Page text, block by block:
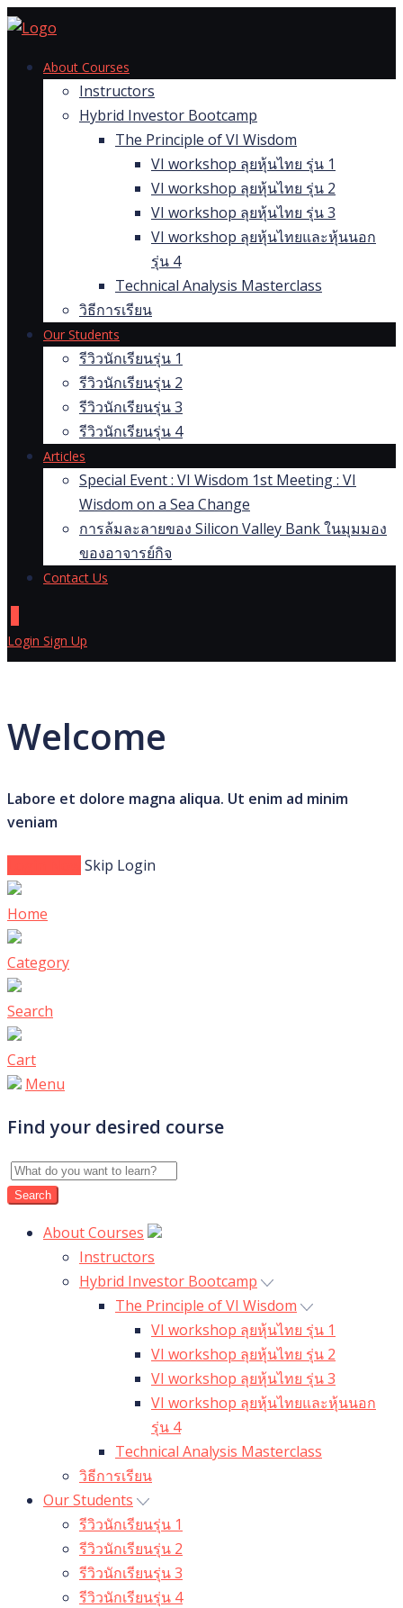
Skip
contentAbout Courses
Instructors
Hybrid Investor Bootcamp
The Principle of VI Wisdom
VI workshop ลุยหุ้นไทย รุ่น 1
VI workshop ลุยหุ้นไทย รุ่น 2
VI workshop ลุยหุ้นไทย รุ่น 3
VI workshop ลุยหุ้นไทยและหุ้นนอก
รุ่น 4
Technical Analysis Masterclass
วิธีการเรียน
Our Students
รีวิวนักเรียนรุ่น 1
รีวิวนักเรียนรุ่น 2
รีวิวนักเรียนรุ่น 3
รีวิวนักเรียนรุ่น 4
Articles
Special Event : VI Wisdom 1st Meeting : VI
Wisdom on a Sea Change
การล้มละลายของ Silicon Valley Bank ในมุมมอง
ของอาจารย์กิจ
Contact Us
Login Sign Up
Welcome
Labore et dolore magna aliqua. Ut enim ad minim
veniam
Skip Login
Home
Category
Search
Cart
Menu
Find your desired course
About Courses
Instructors
Hybrid Investor Bootcamp
The Principle of VI Wisdom
VI workshop ลุยหุ้นไทย รุ่น 1
VI workshop ลุยหุ้นไทย รุ่น 2
VI workshop ลุยหุ้นไทย รุ่น 3
VI workshop ลุยหุ้นไทยและหุ้นนอก
รุ่น 4
Technical Analysis Masterclass
วิธีการเรียน
Our Students
รีวิวนักเรียนรุ่น 1
รีวิวนักเรียนรุ่น 2
รีวิวนักเรียนรุ่น 3
รีวิวนักเรียนรุ่น 4